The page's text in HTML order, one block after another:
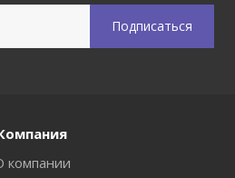
компании